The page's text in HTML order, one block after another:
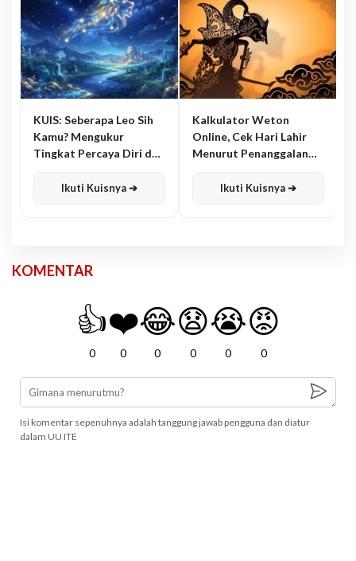
KUIS: Seberapa Leo Sih
Kamu? Mengukur
Tingkat Percaya Diri dan
Ikuti Kuisnya ➔
Kalkulator Weton
Online, Cek Hari Lahir
Menurut Penanggalan
Ikuti Kuisnya ➔
KOMENTAR
👍
0
❤️
0
😂
0
😧
0
😭
0
😡
0
Isi komentar sepenuhnya adalah tanggung jawab pengguna dan diatur
dalam UU ITE